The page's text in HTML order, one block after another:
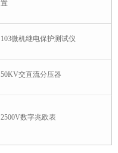
置
103微机继电保护测试仪
50KV交直流分压器
2500V数字兆欧表